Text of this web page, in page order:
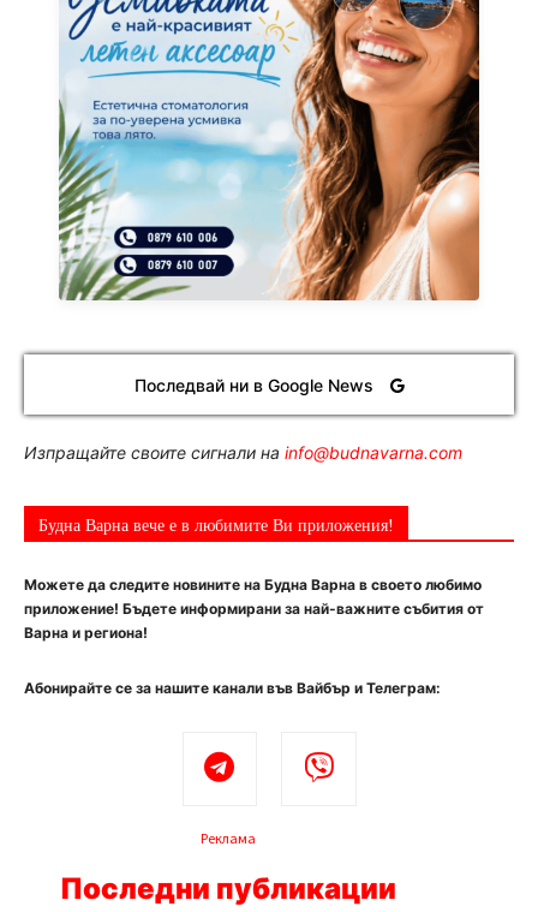
Последвай ни в Google News
Изпращайте своите сигнали на info@budnavarna.com
Будна Варна вече е в любимите Ви приложения!
Можете да следите новините на Будна Варна в своето любимо
приложение! Бъдете информирани за най-важните събития от
Варна и региона!
Абонирайте се за нашите канали във Вайбър и Телеграм:
Реклама
Последни публикации